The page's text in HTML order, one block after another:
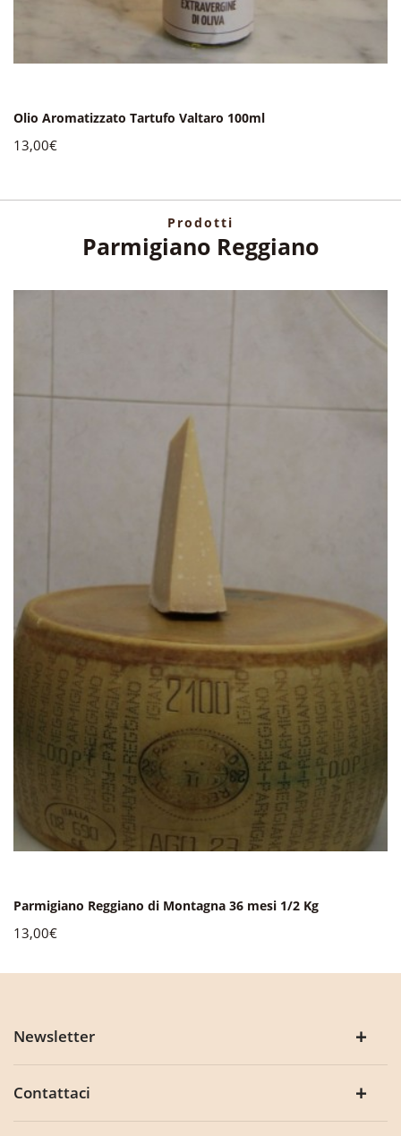
Olio Aromatizzato Tartufo Valtaro 100ml
13,00€
Prodotti
Parmigiano Reggiano
Parmigiano Reggiano di Montagna 36 mesi 1/2 Kg
13,00€
Newsletter
Contattaci